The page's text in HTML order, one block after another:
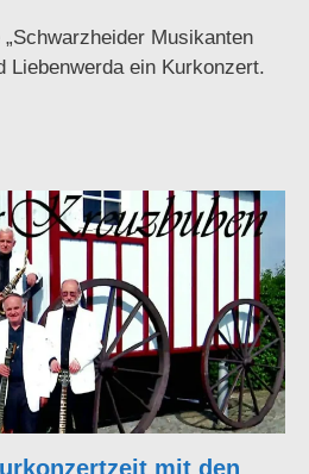
Musikanten
Liebenwerda ein Kurkonzert.
mit den